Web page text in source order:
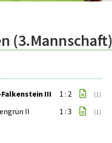
(3.Mannschaft)
III 1 : 2 (1)
II 1 : 3 (1)